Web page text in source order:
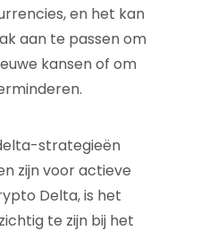
en het kan
aan te passen om
kansen of om
strategieën
zijn voor actieve
Delta, is het
te zijn bij het